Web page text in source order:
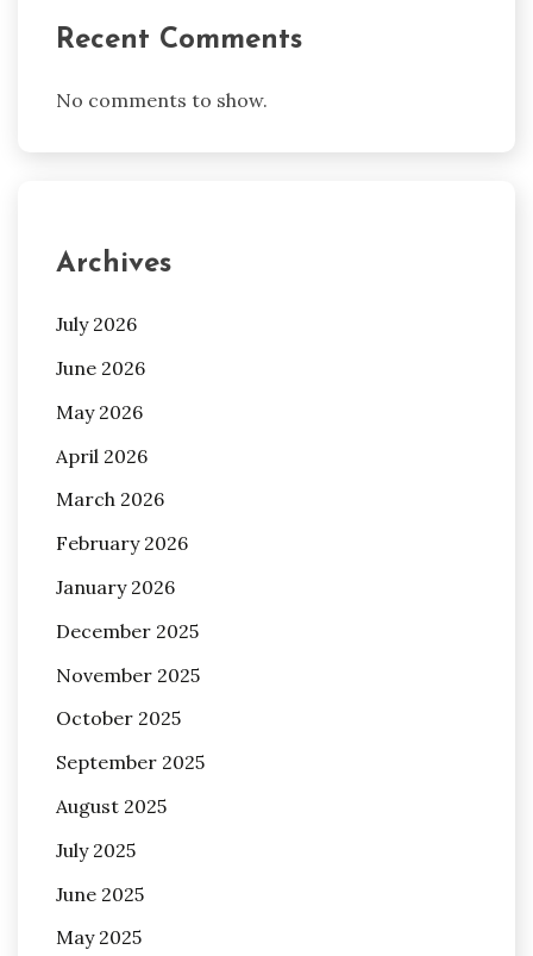
Recent Comments
No comments to show.
Archives
July 2026
June 2026
May 2026
April 2026
March 2026
February 2026
January 2026
December 2025
November 2025
October 2025
September 2025
August 2025
July 2025
June 2025
May 2025